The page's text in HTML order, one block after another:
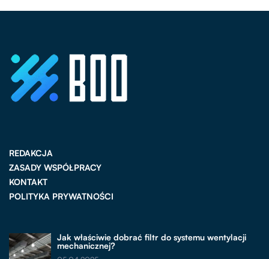
REDAKCJA
ZASADY WSPÓŁPRACY
KONTAKT
POLITYKA PRYWATNOŚCI
Jak właściwie dobrać filtr do systemu wentylacji
mechanicznej?